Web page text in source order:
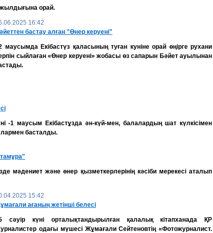
орай.
16:42
бастау алған "Өнер керуені"
маусымда Екібастүз қаласының туған куніне орай өңірге рухани
сыйлаған «Өнер керуені» жобасы өз сапарын Бәйет ауылынан
-1 маусым Екібастұзда ән-күй-мен, балалардың шат күлкісімен
басталды.
мәдениет және өнер қызметкерлерінің кәсіби мерекесі аталып
15:42
ағаның жетінші белесі
сәуір күні орталықтандырылған қалалық кітапханада ҚР
одағы мүшесі Жұмағали Сейтеновтің «Фотожурналист.